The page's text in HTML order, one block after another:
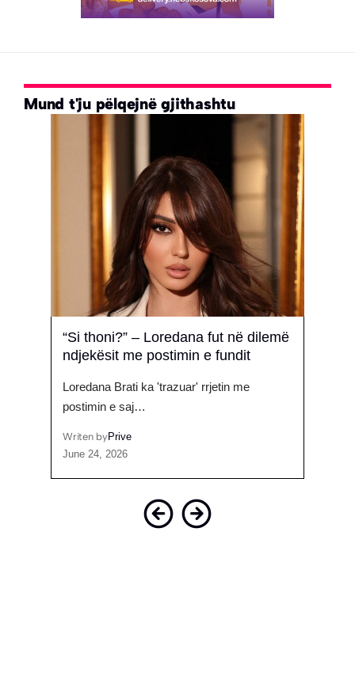
Mund t'ju pëlqejnë gjithashtu
“Si thoni?” – Loredana fut në dilemë
ndjekësit me postimin e fundit
Loredana Brati ka 'trazuar' rrjetin me
postimin e saj…
Writen byPrive
June 24, 2026